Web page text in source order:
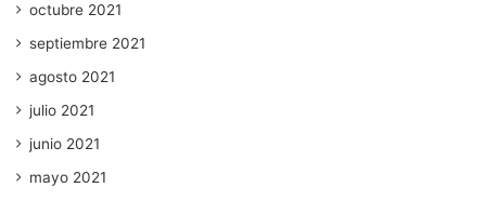
octubre 2021
septiembre 2021
agosto 2021
julio 2021
junio 2021
mayo 2021